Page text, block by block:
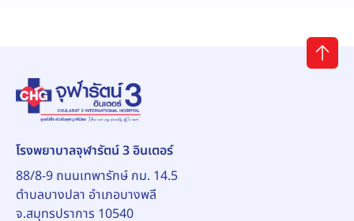
โรงพยาบาลจุฬารัตน์ 3 อินเตอร์
88/8-9 ถนนเทพารักษ์ กม. 14.5
ตำบลบางปลา อำเภอบางพลี
จ.สมุทรปราการ 10540